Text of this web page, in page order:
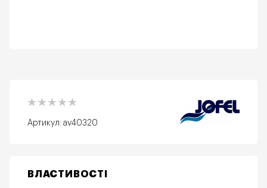
Артикул: av40320
ВЛАСТИВОСТІ